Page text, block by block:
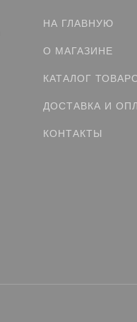
НА ГЛАВНУЮ
О МАГАЗИНЕ
КАТАЛОГ
ДОСТАВКА И
КОНТАКТЫ